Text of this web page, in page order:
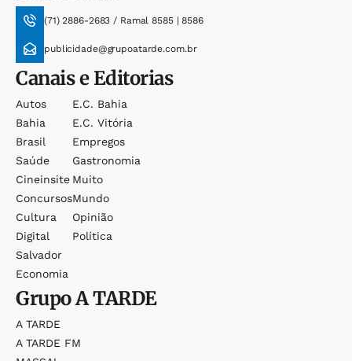
(71) 2886-2683 / Ramal 8585 | 8586
publicidade@grupoatarde.com.br
Canais e Editorias
Autos
Bahia
Brasil
Saúde
Cineinsite
Concursos
Cultura
Digital
Salvador
Economia
E.c. Bahia
E.c. Vitória
Empregos
Gastronomia
Muito
Mundo
Opinião
Política
GrupoA TARDE
A TARDE
A TARDE FM